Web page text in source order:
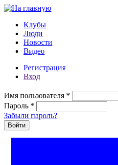
Перейти к основному содержанию
Клубы
Люди
Новости
Видео
Регистрация
Вход
Имя пользователя *
Пароль *
Забыли пароль?